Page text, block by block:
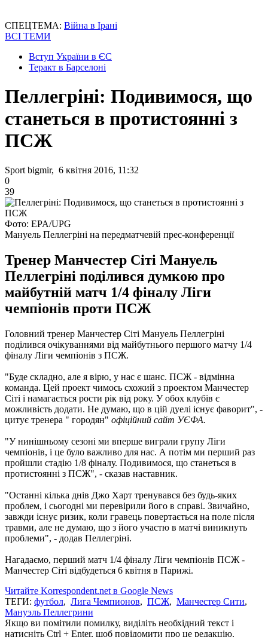
СПЕЦТЕМА: Війна в Ірані
ВСІ ТЕМИ
Вступ України в ЄС
Теракт в Барселоні
Пеллегріні: Подивимося, що
станеться в протистоянні з
ПСЖ
Sport bigmir, 6 квітня 2016, 11:32
0
39
Фото: EPA/UPG
Мануель Пеллегріні на передматчевій прес-конференції
Тренер Манчестер Сіті Мануель
Пеллегріні поділився думкою про
майбутній матч 1/4 фіналу Ліги
чемпіонів проти ПСЖ
Головний тренер Манчестер Сіті Мануель Пеллегріні
поділився очікуваннями від майбутнього першого матчу 1/4
фіналу Ліги чемпіонів з ПСЖ.
"Буде складно, але я вірю, у нас є шанс. ПСЖ - відмінна
команда. Цей проект чимось схожий з проектом Манчестер
Сіті і намагається рости рік від року. У обох клубів є
можливість додати. Не думаю, що в цій дуелі існує фаворит", -
цитує тренера " ​городян" офіційний сайт УЄФА.
"У нинішньому сезоні ми вперше виграли групу Ліги
чемпіонів, і це було важливо для нас. А потім ми перший раз
пройшли стадію 1/8 фіналу. Подивимося, що станеться в
протистоянні з ПСЖ", - сказав наставник.
"Останні кілька днів Джо Харт тренувався без будь-яких
проблем, і сьогодні ми перевірили його в справі. Звичайно,
завжди існує ризик, коли гравець повертається на поле після
травми, але не думаю, що з його участю в матчі виникнуть
проблеми", - додав Пеллегріні.
Нагадаємо, перший матч 1/4 фіналу Ліги чемпіонів ПСЖ -
Манчестер Сіті відбудеться 6 квітня в Парижі.
Читайте Korrespondent.net в Google News
ТЕГИ: футбол, Лига Чемпионов, ПСЖ, Манчестер Сити,
Мануэль Пеллегрини
Якщо ви помітили помилку, виділіть необхідний текст і
натисніть Ctrl + Enter, щоб повідомити про це редакцію.